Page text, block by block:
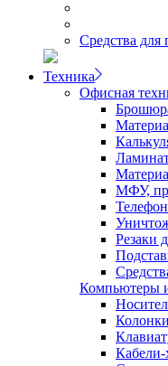
Средства для
Техника
Офисная
МФУ,
Резаки
Компьютеры
Колонки